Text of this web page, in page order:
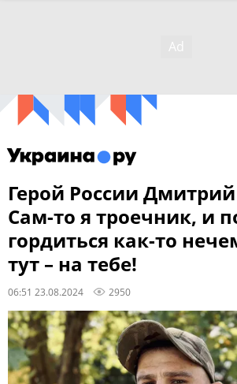
Герой России
Сам-то я троечник, и
гордиться как-то
тут – на тебе!
06:51 23.08.2024 2950